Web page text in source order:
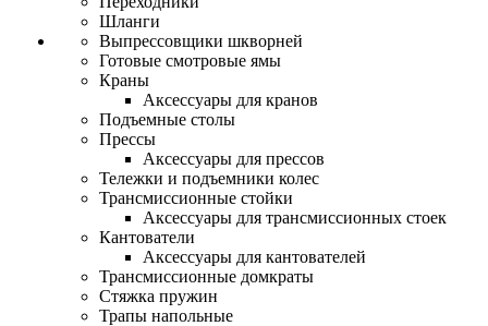
Шланги
Выпрессовщики шкворней
Готовые смотровые ямы
Краны
Аксессуары для кранов
Подъемные столы
Прессы
Аксессуары для прессов
Тележки и подъемники колес
Трансмиссионные стойки
Аксессуары для трансмиссионных стоек
Кантователи
Аксессуары для кантователей
Трансмиссионные домкраты
Стяжка пружин
Трапы напольные